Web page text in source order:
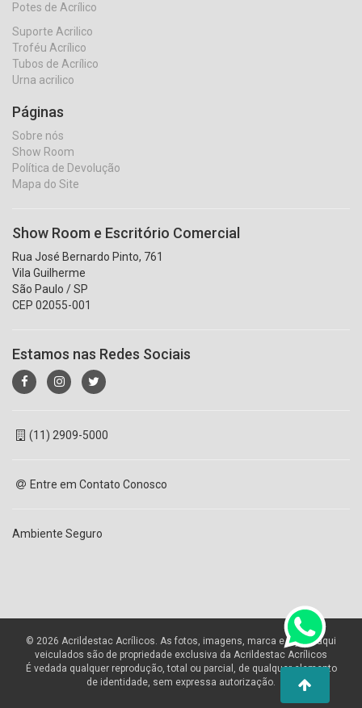
Potes de Acrílico
Suporte Acrilico
Troféu Acrílico
Tubos de Acrílico
Urna acrilico
Páginas
Sobre nós
Show Room
Política de Devolução
Mapa do Site
Show Room e Escritório Comercial
Rua José Bernardo Pinto, 761
Vila Guilherme
São Paulo / SP
CEP 02055-001
Estamos nas Redes Sociais
(11) 2909-5000
Entre em Contato Conosco
Ambiente Seguro
© 2026 Acrildestac Acrílicos. As fotos, imagens, marca e layout aqui
veiculados são de propriedade exclusiva da Acrildestac Acrílicos
É vedada qualquer reprodução, total ou parcial, de qualquer elemento
de identidade, sem expressa autorização.